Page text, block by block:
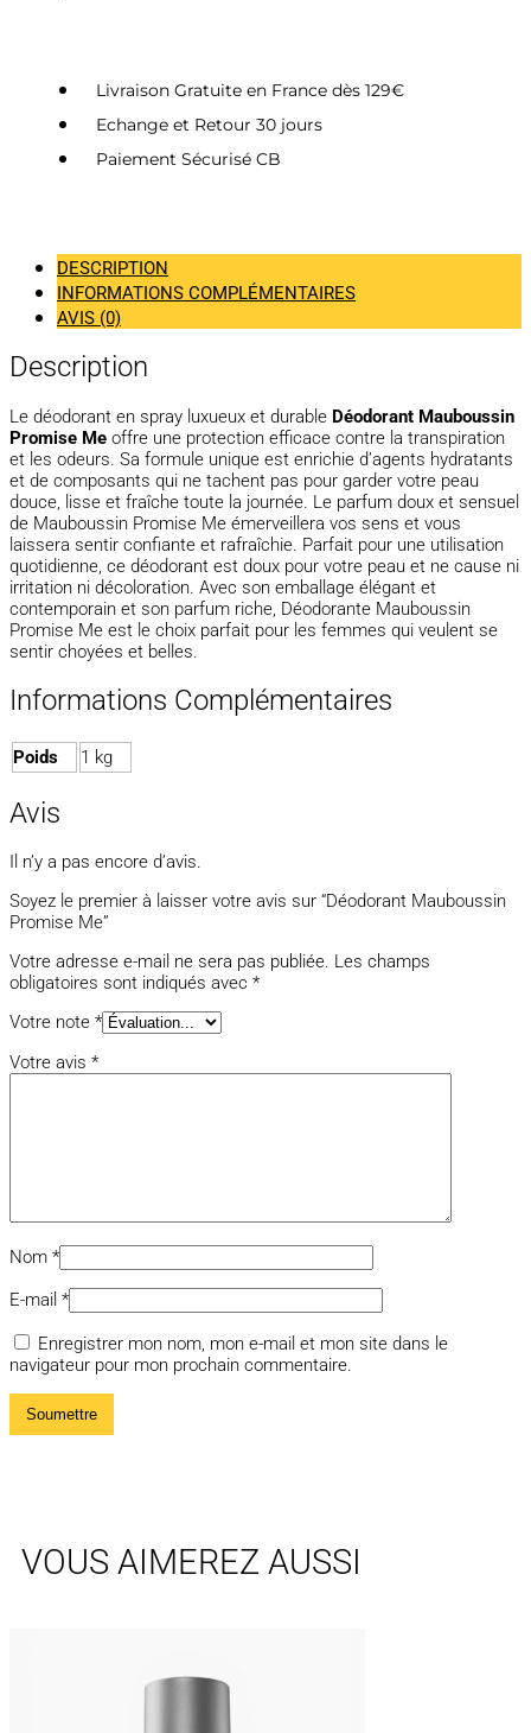
Livraison Gratuite en France dès 129€
Echange et Retour 30 jours
Paiement Sécurisé CB
DESCRIPTION
INFORMATIONS COMPLÉMENTAIRES
AVIS (0)
Description
Le déodorant en spray luxueux et durable Déodorant Mauboussin
Promise Me offre une protection efficace contre la transpiration
et les odeurs. Sa formule unique est enrichie d’agents hydratants
et de composants qui ne tachent pas pour garder votre peau
douce, lisse et fraîche toute la journée. Le parfum doux et sensuel
de Mauboussin Promise Me émerveillera vos sens et vous
laissera sentir confiante et rafraîchie. Parfait pour une utilisation
quotidienne, ce déodorant est doux pour votre peau et ne cause ni
irritation ni décoloration. Avec son emballage élégant et
contemporain et son parfum riche, Déodorante Mauboussin
Promise Me est le choix parfait pour les femmes qui veulent se
sentir choyées et belles.
Informations Complémentaires
Poids 1 kg
Avis
Il n’y a pas encore d’avis.
Soyez le premier à laisser votre avis sur “Déodorant Mauboussin
Promise Me”
Votre adresse e-mail ne sera pas publiée. Les champs
obligatoires sont indiqués avec *
Votre note *
Votre avis *
Nom *
E-mail *
Enregistrer mon nom, mon e-mail et mon site dans le
navigateur pour mon prochain commentaire.
VOUS AIMEREZ AUSSI